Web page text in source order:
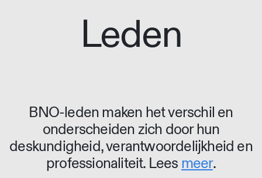
Leden
BNO-leden maken het verschil en
onderscheiden zich door hun
deskundigheid, verantwoordelijkheid en
professionaliteit. Lees meer.